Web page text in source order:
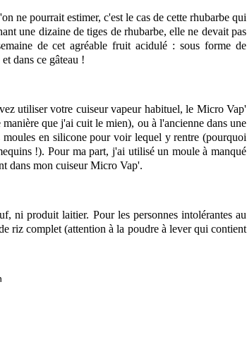
ne pourrait estimer, c'est le cas de cette rhubarbe qui
une dizaine de tiges de rhubarbe, elle ne devait pas
de cet agréable fruit acidulé : sous forme de
dans ce gâteau !
utiliser votre cuiseur vapeur habituel, le Micro Vap'
que j'ai cuit le mien), ou à l'ancienne dans une
moules en silicone pour voir lequel y rentre (pourquoi
!). Pour ma part, j'ai utilisé un moule à manqué
dans mon cuiseur Micro Vap'.
ni produit laitier. Pour les personnes intolérantes au
riz complet (attention à la poudre à lever qui contient